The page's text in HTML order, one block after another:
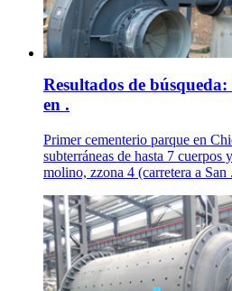
Resultados de
en .
Primer cementerio parque en
subterráneas de hasta 7
molino, zzona 4 (carretera a San